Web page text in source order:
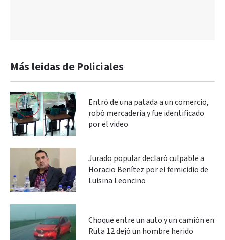
Más leidas de Policiales
Entró de una patada a un comercio,
robó mercadería y fue identificado
por el video
Jurado popular declaró culpable a
Horacio Benítez por el femicidio de
Luisina Leoncino
Choque entre un auto y un camión en
Ruta 12 dejó un hombre herido